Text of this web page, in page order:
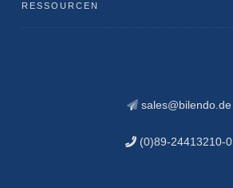
RESSOURCEN
sales@bilendo.de
(0)89-24413210-0